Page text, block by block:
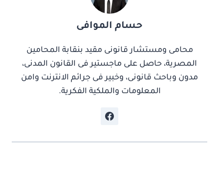
حسام الموافى
محامى ومستشار قانونى مقيد بنقابة المحامين
المصرية، حاصل على ماجستير فى القانون المدنى،
مدون وباحث قانونى، وخبير فى جرائم الانترنت وامن
المعلومات والملكية الفكرية.